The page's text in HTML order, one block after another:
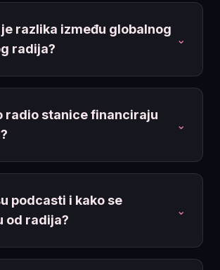
je razlika između globalnog
radija?
⌄
radio stanice financiraju
⌄
podcasti i kako se
od radija?
⌄